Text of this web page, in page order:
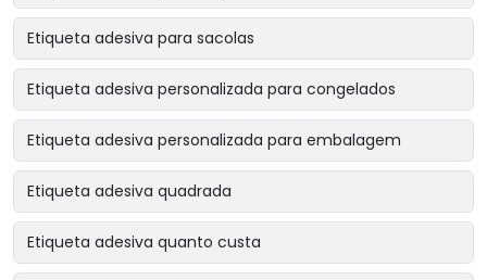
Etiqueta adesiva para sacolas
Etiqueta adesiva personalizada para congelados
Etiqueta adesiva personalizada para embalagem
Etiqueta adesiva quadrada
Etiqueta adesiva quanto custa